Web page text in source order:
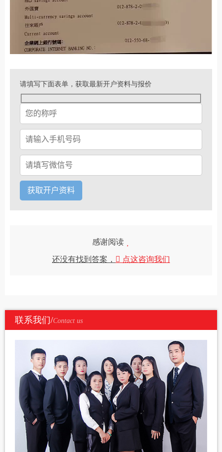
请填写下面表单，获取最新开户资料与报价
感谢阅读
还没有找到答案， 点这咨询我们
联系我们/Contact us